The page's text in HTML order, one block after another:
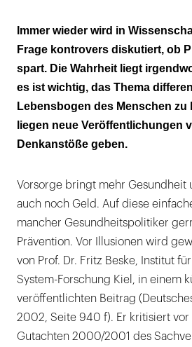
Der gesamte Lebensbogen
Trends und
Immer wieder wird in
Frage kontrovers diskutiert, ob
spart. Die Wahrheit liegt
es ist wichtig, das Thema
Lebensbogen des Menschen zu
liegen neue Veröffentlichungen
Denkanstöße geben.
Vorsorge bringt mehr Gesundheit
auch noch Geld. Auf diese
mancher Gesundheitspolitiker
Prävention. Vor Illusionen wird
von Prof. Dr. Fritz Beske, Institut
System-Forschung Kiel, in einem
veröffentlichten Beitrag
2002, Seite 940 f). Er kritisiert vor
Gutachten 2000/2001 des